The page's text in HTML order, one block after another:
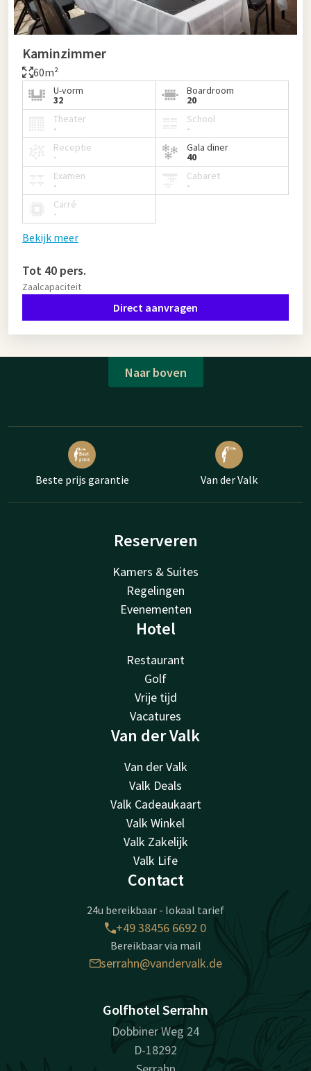
Kaminzimmer
60m²
U-vorm
32
Boardroom
20
Theater
-
School
-
Receptie
-
Gala diner
40
Examen
-
Cabaret
-
Carré
-
Bekijk meer
Tot 40 pers.
Zaalcapaciteit
Direct aanvragen
Naar boven
Beste prijs garantie Van der Valk
Reserveren
Kamers & Suites
Regelingen
Evenementen
Hotel
Restaurant
Golf
Vrije tijd
Vacatures
Van der Valk
Van der Valk
Valk Deals
Valk Cadeaukaart
Valk Winkel
Valk Zakelijk
Valk Life
Contact
24u bereikbaar - lokaal tarief
+49 38456 6692 0
Bereikbaar via mail
serrahn@vandervalk.de
Golfhotel Serrahn
Dobbiner Weg 24
D-18292